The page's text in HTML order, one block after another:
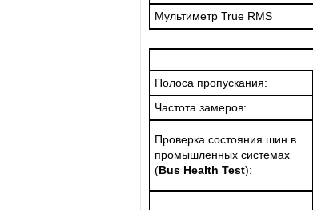
Мультиметр True RMS
Полоса пропускания:
Частота замеров:
Проверка состояния шин в
промышленных системах
(Bus Health Test):